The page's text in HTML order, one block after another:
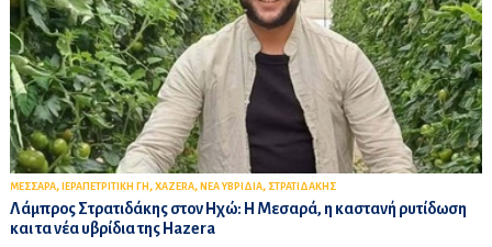
ΜΕΣΣΑΡΑ, ΙΕΡΑΠΕΤΡΙΤΙΚΗ ΓΗ , XAZERA, ΝΕΑ ΥΒΡΙΔΙΑ, ΣΤΡΑΤΙΔΑΚΗΣ
Λάμπρος Στρατιδάκης στον Ηχώ: Η Μεσαρά, η καστανή ρυτίδωση
και τα νέα υβρίδια της Hazera